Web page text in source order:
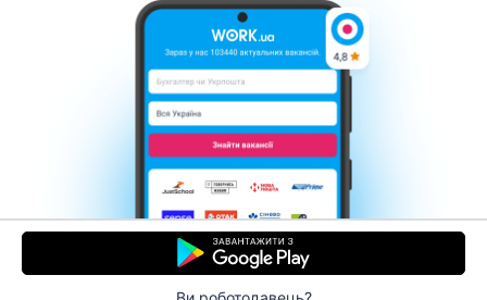
Контакти Про нас
Кар’єра
Допомога Умови використання